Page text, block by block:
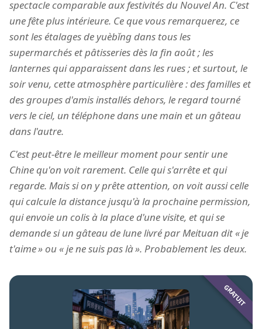
spectacle comparable aux festivités du Nouvel An. C'est
une fête plus intérieure. Ce que vous remarquerez, ce
sont les étalages de yuèbǐng dans tous les
supermarchés et pâtisseries dès la fin août ; les
lanternes qui apparaissent dans les rues ; et surtout, le
soir venu, cette atmosphère particulière : des familles et
des groupes d'amis installés dehors, le regard tourné
vers le ciel, un téléphone dans une main et un gâteau
dans l'autre.
C'est peut-être le meilleur moment pour sentir une
Chine qu'on voit rarement. Celle qui s'arrête et qui
regarde. Mais si on y prête attention, on voit aussi celle
qui calcule la distance jusqu'à la prochaine permission,
qui envoie un colis à la place d'une visite, et qui se
demande si un gâteau de lune livré par Meituan dit
je
t'aime
ou je ne suis pas là . Probablement les deux.